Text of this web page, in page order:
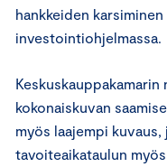
hankkeiden
investointiohjelmassa.
Keskuskauppakamarin
kokonaiskuvan
myös laajempi
tavoiteaikataulun